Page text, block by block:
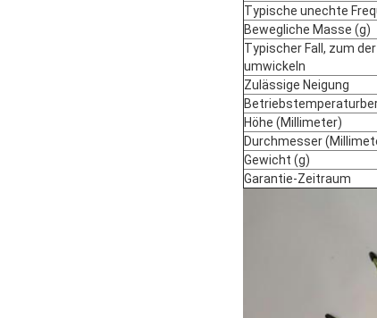
Typische unechte
Bewegliche Masse (g)
Typischer Fall, zum
umwickeln
Zulässige Neigung
Höhe (Millimeter)
Durchmesser
Gewicht (g)
Garantie-Zeitraum